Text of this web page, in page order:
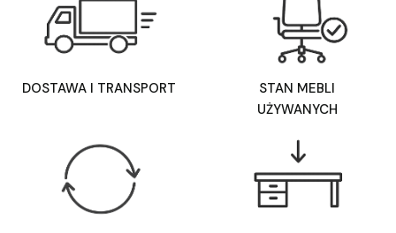
DOSTAWA I TRANSPORT
STAN MEBLI
UŻYWANYCH